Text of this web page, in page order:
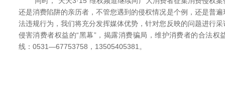
还是消费陷阱的亲历者，不管您遇到的侵权情况是个例，还是普
法违规行为，我们将充分发挥媒体优势，针对您反映的问题进行
侵害消费者权益的“黑幕”，揭露消费骗局，维护消费者的合法权
线：0531—67753758，13505405381。